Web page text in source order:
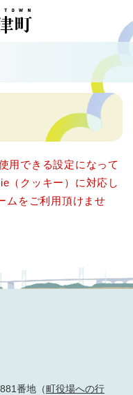
本文へ
用できる設定になって
（クッキー）に対応し
ムをご利用頂けませ
番地（町役場への行